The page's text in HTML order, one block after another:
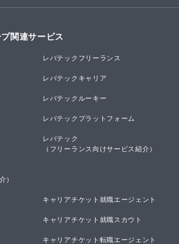
関連サービス
レバテックフリーランス
レバテックキャリア
レバテックルーキー
レバテックプラットフォーム
レバテック
（フリーランス向けサービス紹介）
）
キャリアチケット就職エージェント
キャリアチケット就職スカウト
キャリアチケット転職エージェント